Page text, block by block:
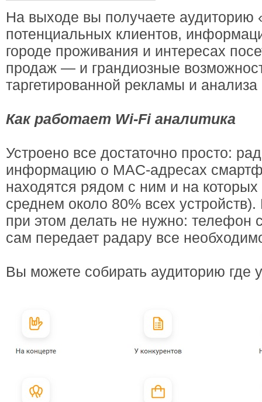
На выходе вы получаете аудиторию
потенциальных клиентов,
городе проживания и интересах
продаж — и грандиозные
таргетированной рекламы и
Как работает Wi-Fi аналитика
Устроено все достаточно просто:
информацию о MAC-адресах
находятся рядом с ним и на
среднем около 80% всех
при этом делать не нужно: телефон
сам передает радару все
Вы можете собирать аудиторию где